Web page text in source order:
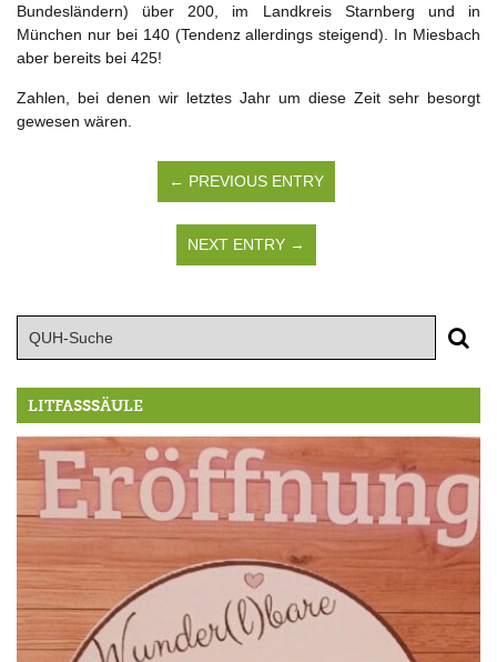
Bundesländern) über 200, im Landkreis Starnberg und in
München nur bei 140 (Tendenz allerdings steigend). In Miesbach
aber bereits bei 425!
Zahlen, bei denen wir letztes Jahr um diese Zeit sehr besorgt
gewesen wären.
← PREVIOUS ENTRY
NEXT ENTRY →
LITFASSSÄULE